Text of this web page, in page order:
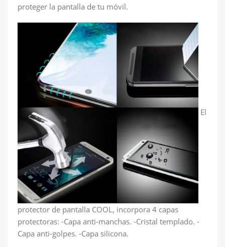
proteger la pantalla de tu móvil.
El
protector de pantalla COOL, incorpora 4 capas
protectoras: -Capa anti-manchas. -Cristal templado. -
Capa anti-golpes. -Capa silicona.